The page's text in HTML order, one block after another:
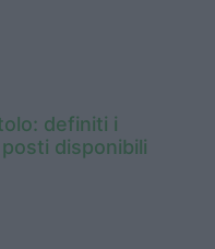
definiti i
disponibili